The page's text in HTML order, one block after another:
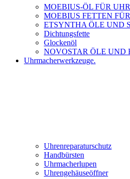
MOEBIUS-ÖL FÜR
MOEBIUS FETTEN
ETSYNTHA ÖLE UND
Dichtungsfette
Glockenöl
NOVOSTAR ÖLE UND
Uhrmacherwerkzeuge.
Uhrenreparaturschutz
Handbürsten
Uhrmacherlupen
Uhrengehäuseöffner